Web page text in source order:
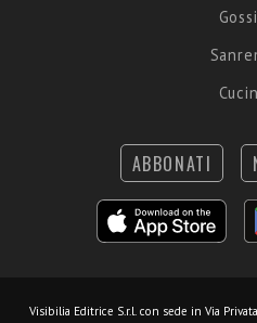
ABBONATI
Visibilia Editrice S.r.l. con sede in Via